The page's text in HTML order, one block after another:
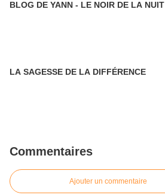
BLOG DE YANN - LE NOIR DE LA NUIT
LA SAGESSE DE LA DIFFÉRENCE
Commentaires
Ajouter un commentaire